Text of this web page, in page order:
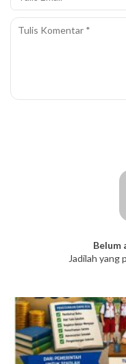
Belum
Jadilah yang